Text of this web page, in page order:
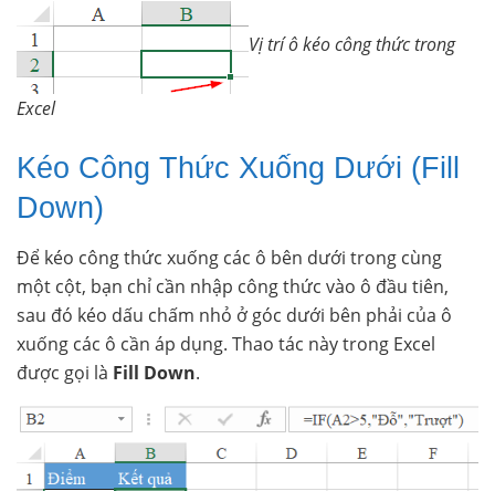
Vị trí ô kéo công thức trong
Excel
Kéo Công Thức Xuống Dưới (Fill
Down)
Để kéo công thức xuống các ô bên dưới trong cùng
một cột, bạn chỉ cần nhập công thức vào ô đầu tiên,
sau đó kéo dấu chấm nhỏ ở góc dưới bên phải của ô
xuống các ô cần áp dụng. Thao tác này trong Excel
được gọi là Fill Down.